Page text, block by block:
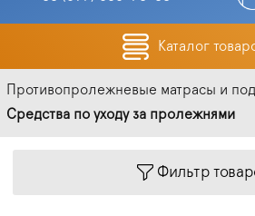
Каталог
Противопролежневые матрасы и
Средства по уходу за пролежнями
Фильтр